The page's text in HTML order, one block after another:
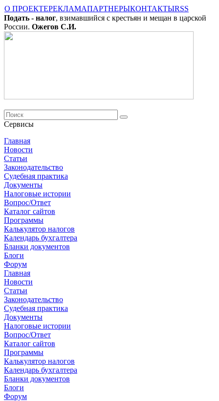
О ПРОЕКТЕРЕКЛАМАПАРТНЕРЫКОНТАКТЫRSS
Подать - налог, взимавшийся с крестьян и мещан в царской
России. Ожегов С.И.
Сервисы
Главная
Новости
Cтатьи
Законодательство
Судебная практика
Документы
Налоговые истории
Вопрос/Ответ
Каталог сайтов
Программы
Калькулятор налогов
Календарь бухгалтера
Бланки документов
Блоги
Форум
Главная
Новости
Cтатьи
Законодательство
Судебная практика
Документы
Налоговые истории
Вопрос/Ответ
Каталог сайтов
Программы
Калькулятор налогов
Календарь бухгалтера
Бланки документов
Блоги
Форум